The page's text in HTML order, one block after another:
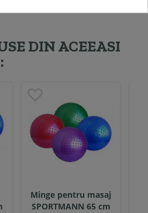
DIN ACEEASI
Minge pentru masaj
SPORTMANN 65 cm